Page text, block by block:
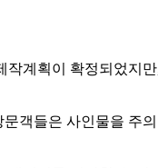
계획이 확정되었지
객들은 사인물을